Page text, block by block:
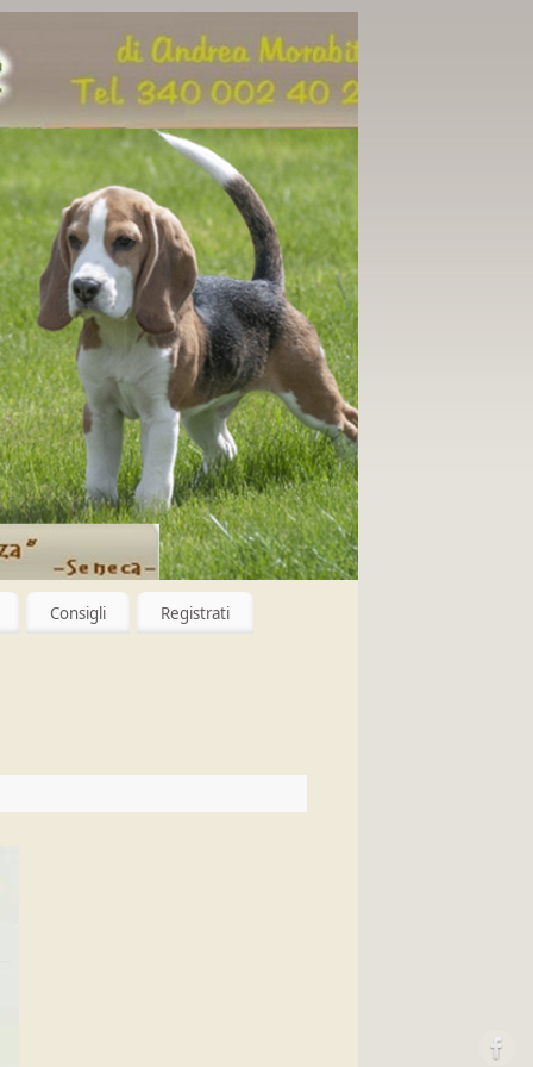
Consigli Registrati